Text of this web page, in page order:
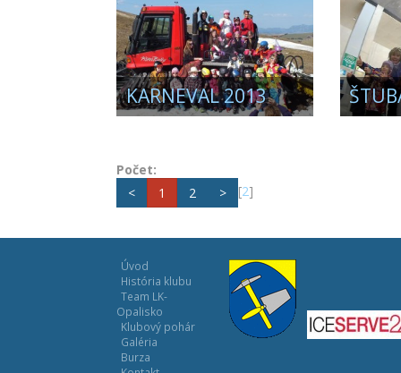
KARNEVAL 2013
Počet:
<
1 2 > [2]
Úvod
História klubu
Team LK-
Opalisko
Klubový pohár
Galéria
Burza